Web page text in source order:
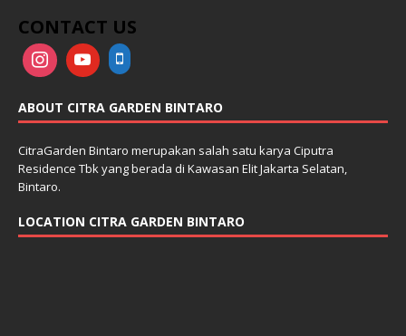
CONTACT US
ABOUT CITRA GARDEN BINTARO
CitraGarden Bintaro merupakan salah satu karya Ciputra
Residence Tbk yang berada di Kawasan Elit Jakarta Selatan,
Bintaro.
LOCATION CITRA GARDEN BINTARO